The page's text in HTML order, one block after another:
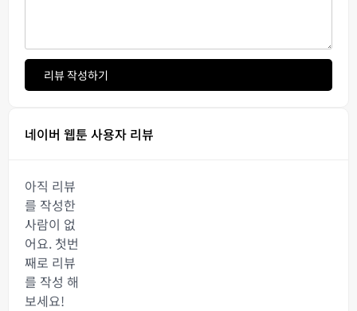
리뷰 작성하기
네이버 웹툰 사용자 리뷰
아직 리뷰
를 작성한
사람이 없
어요. 첫번
째로 리뷰
를 작성 해
보세요!